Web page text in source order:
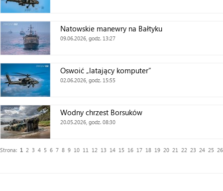
Natowskie manewry na Bałtyku
09.06.2026, godz. 13:27
Oswoić „latający komputer”
02.06.2026, godz. 15:55
Wodny chrzest Borsuków
20.05.2026, godz. 08:30
Strona: 1 2 3 4 5 6 7 8 9 10 11 12 13 14 15 16 17 18 19 20 21 22 23 24 25 26